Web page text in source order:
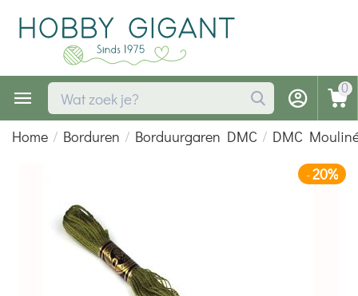
0
Home / Borduren / Borduurgaren DMC / DMC
-20%